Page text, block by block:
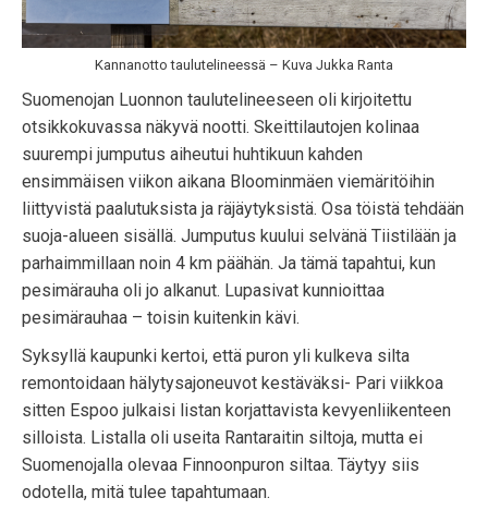
Kannanotto taulutelineessä – Kuva Jukka Ranta
Suomenojan Luonnon taulutelineeseen oli kirjoitettu
otsikkokuvassa näkyvä nootti. Skeittilautojen kolinaa
suurempi jumputus aiheutui huhtikuun kahden
ensimmäisen viikon aikana Bloominmäen viemäritöihin
liittyvistä paalutuksista ja räjäytyksistä. Osa töistä tehdään
suoja-alueen sisällä. Jumputus kuului selvänä Tiistilään ja
parhaimmillaan noin 4 km päähän. Ja tämä tapahtui, kun
pesimärauha oli jo alkanut. Lupasivat kunnioittaa
pesimärauhaa – toisin kuitenkin kävi.
Syksyllä kaupunki kertoi, että puron yli kulkeva silta
remontoidaan hälytysajoneuvot kestäväksi- Pari viikkoa
sitten Espoo julkaisi listan korjattavista kevyenliikenteen
silloista. Listalla oli useita Rantaraitin siltoja, mutta ei
Suomenojalla olevaa Finnoonpuron siltaa. Täytyy siis
odotella, mitä tulee tapahtumaan.